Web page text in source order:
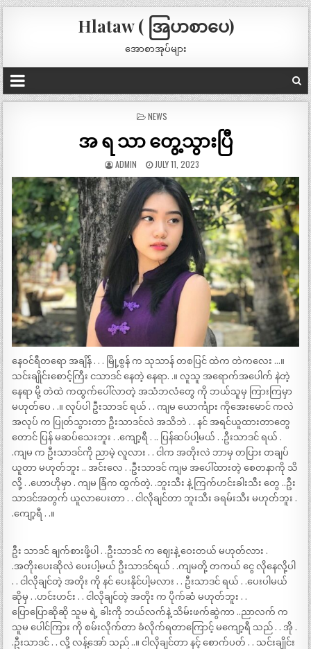
Hlataw ( အြပာစာပေ)
အောစာအုပ်များ
POSTED
NEWS
အ ရ သာ တွေ့သွားပြီ
ADMIN JULY 11, 2023
နေဝင်ရီတရော အချိန် . . . မြို့စွန် က သုသာန် တစပြင် ထဲက တဲကလေး …။
သင်းချိုင်းစောင့်ကြီး ငသာဒင် နေတဲ့ နေရာ. .။ လူသူ အရောက်အပေါက် နဲတဲ့
နေရာ မို့ တဲထဲ ကထွက်ပေါ်လာတဲ့ အသံဘလံတွေ ကို ဘယ်သူမှ ကြားကြမှာ
မဟုတ်ပေ . .။ လုပ်ပါ ဦးသာဒင် ရယ် . . ကျမ ယောင်္ကျား ကိုအေးမောင် ကလဲ
အလုပ် က ပြုတ်သွားတာ ဦးသာဒင်လဲ အသိဘဲ . . နင် အရင်ယူထားတာတွေ
တောင် ပြန် မဆပ်သေးဘူး . .ကျော့ရီ . .. ပြန်ဆပ်ပါ့မယ် . .ဦးသာဒင် ရယ် .
.ကျမ က ဦးသာဒင်ကို ညာမဲ့ လူလား . . ငါက အတိုးလဲ ဘာမှ တပြား တချပ်
ယူတာ မဟုတ်ဘူး .. အင်းလေ . .ဦးသာဒင် ကျမ အပေါ်ထားတဲ့ စေတနာကို သိ
လို့ . .ဟောဟိုမှာ . ကျမ ခြံက ထွက်တဲ့. .ဘူးသီး နဲ့ ကြက်ဟင်းခါးသီး တွေ ..ဦး
သာဒင်အတွက် ယူလာပေးတာ . . ငါလိုချင်တာ ဘူးသီး ခရမ်းသီး မဟုတ်ဘူး .
.ကျော့ရီ . .။
ဦး သာဒင် ချက်စားဖို့ပါ . .ဦးသာဒင် က ဈေးနဲ့ ဝေးတယ် မဟုတ်လား .
.အတိုးပေးဆိုလဲ ပေးပါ့မယ် ဦးသာဒင်ရယ် . .ကျမတို့ တကယ် ငွေ လိုနေလို့ပါ
. . ငါလိုချင်တဲ့ အတိုး ကို နင် ပေးနိုင်ပါ့မလား . . ဦးသာဒင် ရယ် . .ပေးပါမယ်
ဆိုမှ . .ဟင်းဟင်း . . ငါလိုချင်တဲ့ အတိုး က ပိုက်ဆံ မဟုတ်ဘူး . .
ပြောပြောဆိုဆို သူမ ရဲ့ ခါးကို ဘယ်လက်နဲ့ သိမ်းဖက်ဆွဲကာ ..ညာလက် က
သူမ ပေါင်ကြား ကို စမ်းလိုက်တာ ခံလိုက်ရတာကြောင့် မကျော့ရီ သည် . . အို .
.ဦးသာဒင် . . လို့ လန့်အော် သည် ..။ ငါလိုချင်တာ နင့် စောက်ပတ် . . သင်းချိုင်း